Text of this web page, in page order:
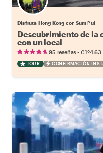
Disfruta Hong Kong con Sum Pui
Descubrimiento de la
con un local
95 reseñas • €124.63
TOUR CONFIRMACIÓN